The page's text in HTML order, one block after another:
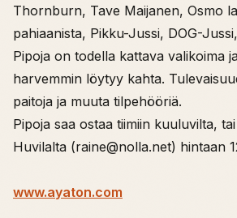
Thornburn, Tave Maijanen, Osmo
pahiaanista, Pikku-Jussi, DOG-
Pipoja on todella kattava valikoima
harvemmin löytyy kahta.
paitoja ja muuta tilpehööriä.
Pipoja saa ostaa tiimiin kuuluvilta,
Huvilalta (raine@nolla.net) hintaan
www.ayaton.com